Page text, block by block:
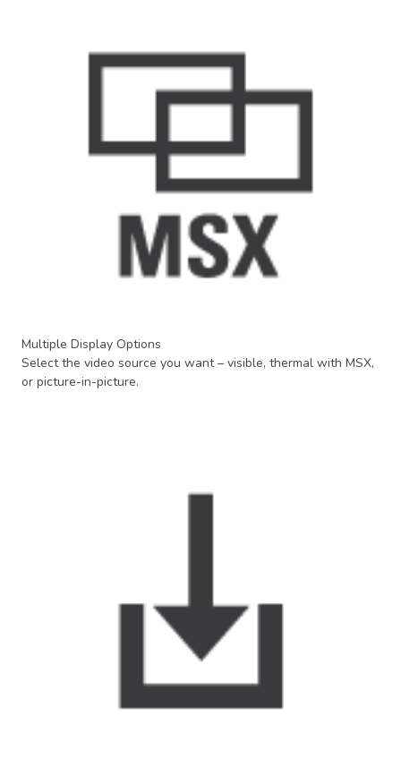
Multiple Display Options
Select the video source you want – visible, thermal with MSX,
or picture-in-picture.